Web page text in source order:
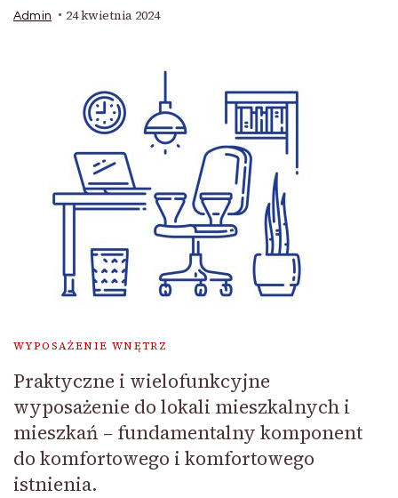
Admin 24 kwietnia 2024
WYPOSAŻENIE WNĘTRZ
Praktyczne i wielofunkcyjne
wyposażenie do lokali mieszkalnych i
mieszkań – fundamentalny komponent
do komfortowego i komfortowego
istnienia.